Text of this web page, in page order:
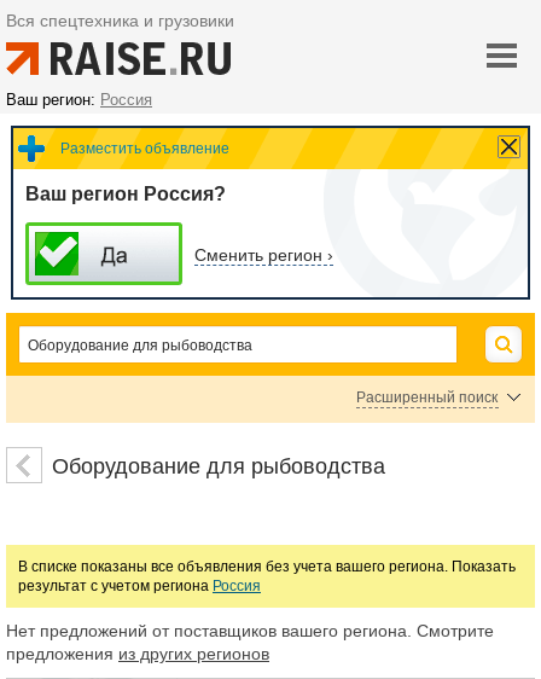
Вся спецтехника и грузовики
Ваш регион: Россия
Разместить объявление
Ваш регион Россия?
Сменить регион ›
Расширенный поиск
ЦенаОборудование для рыбоводства
В списке показаны все объявления без учета вашего региона. Показать
результат с учетом региона Россия
Нет предложений от поставщиков вашего региона. Смотрите
предложения из других регионов